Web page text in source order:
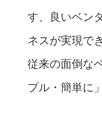
す、良いベン
ネスが実現で
従来の面倒な
プル・簡単に